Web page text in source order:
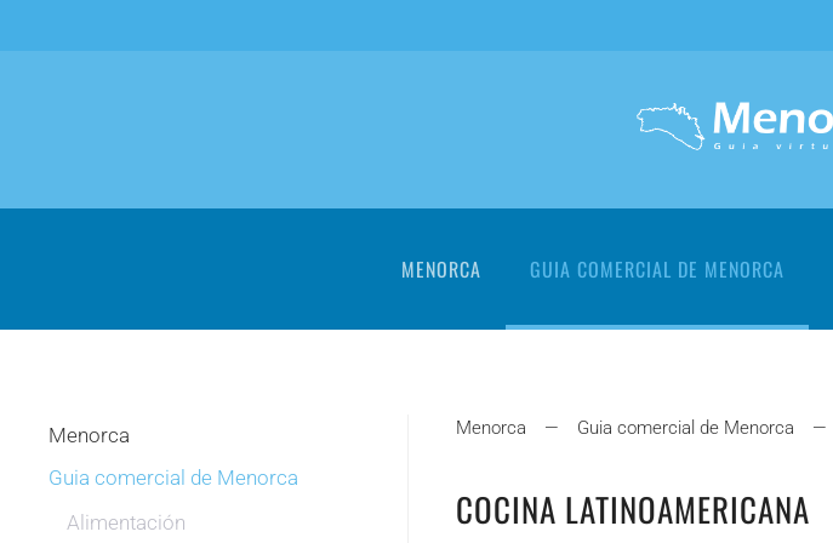
MENORCA GUIA COMERCIAL DE MENORCA
Menorca Guia comercial de Menorca
COCINA LATINOAMERICANA
Menorca
Guia comercial de Menorca
Alimentación